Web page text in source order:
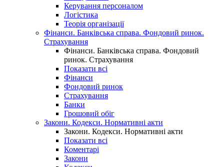
Керування персоналом
Логістика
Теорія організації
Фінанси. Банківська справа. Фондовий ринок.
Страхування
Фінанси. Банківська справа. Фондовий
ринок. Страхування
Показати всі
Фінанси
Фондовий ринок
Страхування
Банки
Грошовий обіг
Закони. Кодекси. Нормативні акти
Закони. Кодекси. Нормативні акти
Показати всі
Коментарі
Закони